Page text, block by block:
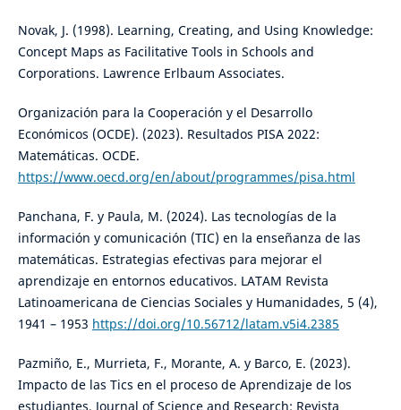
Novak, J. (1998). Learning, Creating, and Using Knowledge:
Concept Maps as Facilitative Tools in Schools and
Corporations. Lawrence Erlbaum Associates.
Organización para la Cooperación y el Desarrollo
Económicos (OCDE). (2023). Resultados PISA 2022:
Matemáticas. OCDE.
https://www.oecd.org/en/about/programmes/pisa.html
Panchana, F. y Paula, M. (2024). Las tecnologías de la
información y comunicación (TIC) en la enseñanza de las
matemáticas. Estrategias efectivas para mejorar el
aprendizaje en entornos educativos. LATAM Revista
Latinoamericana de Ciencias Sociales y Humanidades, 5 (4),
1941 – 1953 https://doi.org/10.56712/latam.v5i4.2385
Pazmiño, E., Murrieta, F., Morante, A. y Barco, E. (2023).
Impacto de las Tics en el proceso de Aprendizaje de los
estudiantes. Journal of Science and Research: Revista